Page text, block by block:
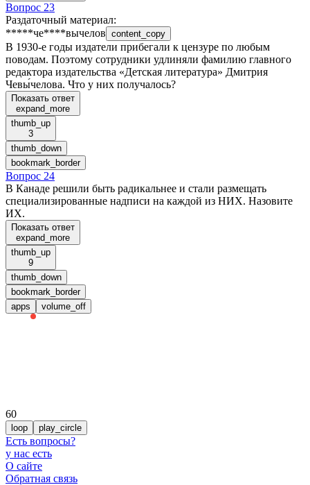
Вопрос 23
Раздаточный материал:
*****че****вычелов content_copy
В 1930-е годы издатели прибегали к цензуре по любым
поводам. Поэтому сотрудники удлиняли фамилию главного
редактора издательства «Детская литература» Дмитрия
Чевы́челова. Что у них получалось?
Показать ответ
expand_more
thumb_up
3
thumb_down
bookmark_border
Вопрос 24
В Канаде решили быть радикальнее и стали размещать
специализированные надписи на каждой из НИХ. Назовите
ИХ.
Показать ответ
expand_more
thumb_up
9
thumb_down
bookmark_border
apps
volume_off
60
loop play_circle
Есть вопросы?
у нас есть
О сайте
Обратная связь